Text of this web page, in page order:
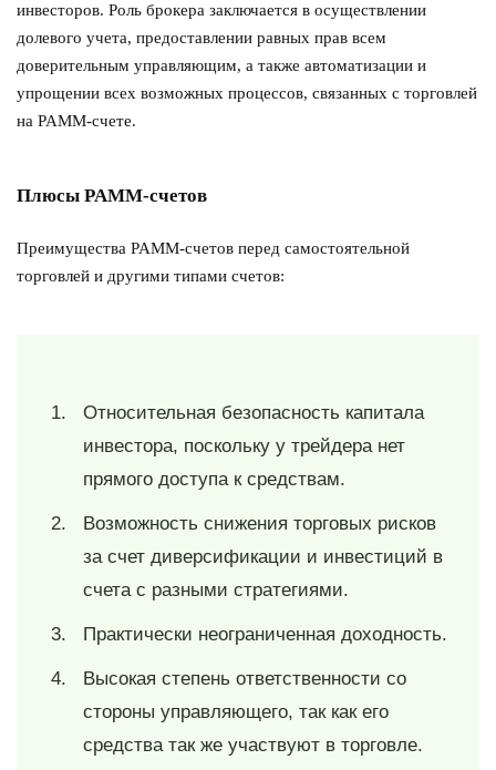
инвесторов. Роль брокера заключается в осуществлении
долевого учета, предоставлении равных прав всем
доверительным управляющим, а также автоматизации и
упрощении всех возможных процессов, связанных с торговлей
на PAMM-счете.
Плюсы PAMM-счетов
Преимущества PAMM-счетов перед самостоятельной
торговлей и другими типами счетов:
Относительная безопасность капитала
инвестора, поскольку у трейдера нет
прямого доступа к средствам.
Возможность снижения торговых рисков
за счет диверсификации и инвестиций в
счета с разными стратегиями.
Практически неограниченная доходность.
Высокая степень ответственности со
стороны управляющего, так как его
средства так же участвуют в торговле.